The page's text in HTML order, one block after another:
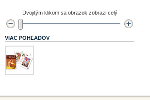
Dvojitým klikom sa obrazok zobrazi celý
VIAC POHĽADOV